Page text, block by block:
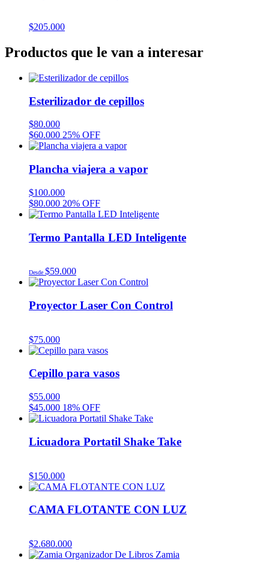
$205.000
Productos que le van a interesar
Esterilizador de cepillos
$80.000
$60.000 25% OFF
Plancha viajera a vapor
$100.000
$80.000 20% OFF
Termo Pantalla LED Inteligente
Desde $59.000
Proyector Laser Con Control
$75.000
Cepillo para vasos
$55.000
$45.000 18% OFF
Licuadora Portatil Shake Take
$150.000
CAMA FLOTANTE CON LUZ
$2.680.000